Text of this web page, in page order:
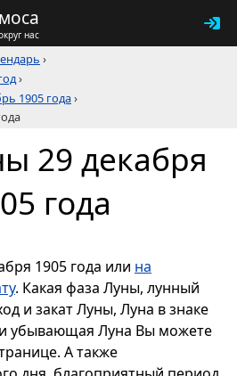
нас
›
›
1905 года›
29 декабря
года
1905 года или на
. Какая фаза Луны, лунный
и закат Луны, Луна в знаке
убывающая Луна Вы можете
А также